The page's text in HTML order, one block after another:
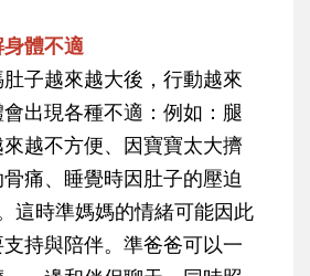
體不適
子越來越大後，行動越來
出現各種不適：例如：腿
越不方便、因寶寶太大擠
痛、睡覺時因肚子的壓迫
這時準媽媽的情緒可能因此
持與陪伴。準爸爸可以一